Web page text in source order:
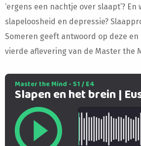
‘ergens een nachtje over slaapt’?
slapeloosheid en depressie?
Someren geeft antwoord op deze
vierde aflevering van de Master the